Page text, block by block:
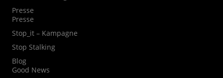
Presse
Presse
Stop_it – Kampagne
Stop Stalking
Blog
Good News